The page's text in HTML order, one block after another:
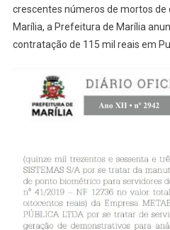
crescentes números de mortos de
Marília, a Prefeitura de Marília
contratação de 115 mil reais em